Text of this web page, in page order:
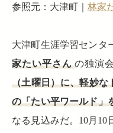
参照元：大津町｜ 林家
大津町生涯学習センタ
家たい平さん の独演
（土曜日）に、軽妙な
の「たい平ワールド」
なる見込みだ。10月10